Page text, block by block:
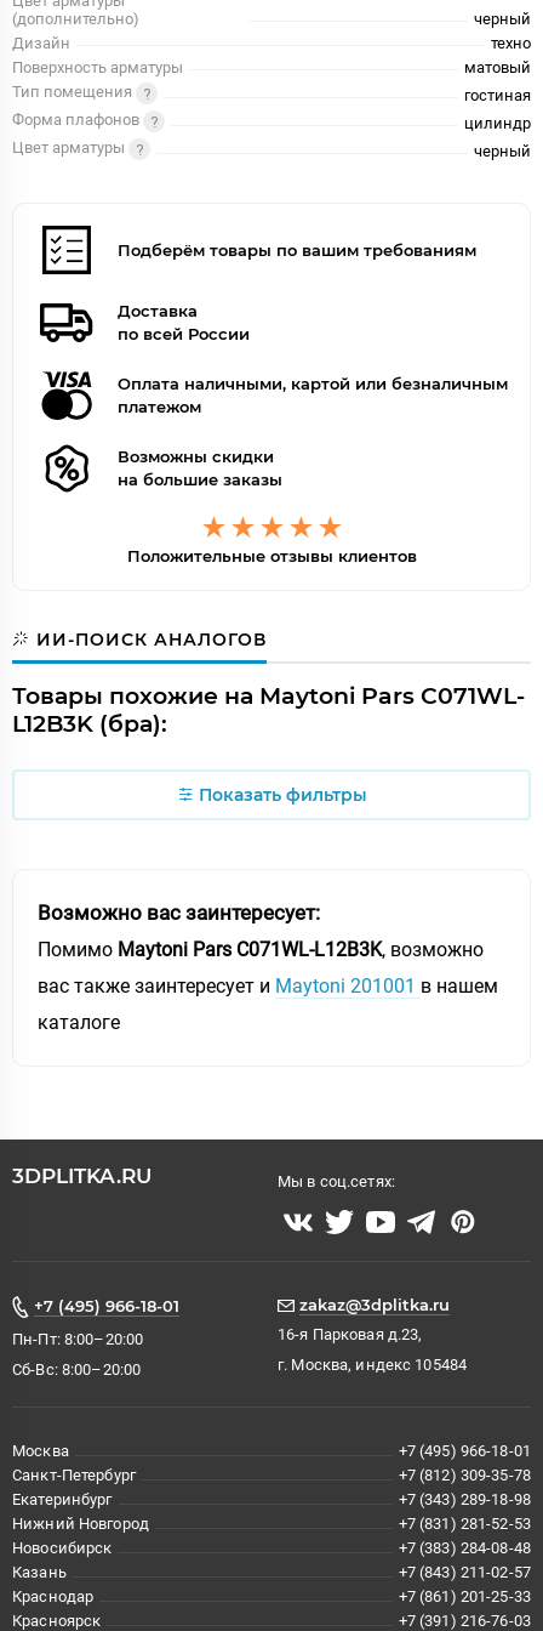
(дополнительно)
черный
Дизайн
техно
Поверхность арматуры
матовый
Тип помещения
гостиная
Форма плафонов
цилиндр
Цвет арматуры
черный
Подберём товары по вашим требованиям
Доставка
по всей России
Оплата наличными, картой или безналичным
платежом
Возможны скидки
на большие заказы
Положительные отзывы клиентов
ИИ-ПОИСК АНАЛОГОВ
Товары похожие на Maytoni Pars C071WL-
L12B3K (бра):
Показать фильтры
Возможно вас заинтересует:
Помимо Maytoni Pars C071WL-L12B3K, возможно
вас также заинтересует и Maytoni 201001 в нашем
каталоге
3DPLITKA.RU Мы в соц.сетях:
+7 (495) 966-18-01
Пн-Пт: 8:00–20:00
Сб-Вс: 8:00–20:00
zakaz@3dplitka.ru
16-я Парковая д.23,
г. Москва, индекс 105484
Москва
+7 (495) 966-18-01
Санкт-Петербург
+7 (812) 309-35-78
Екатеринбург
+7 (343) 289-18-98
Нижний Новгород
+7 (831) 281-52-53
Новосибирск
+7 (383) 284-08-48
Казань
+7 (843) 211-02-57
Краснодар
+7 (861) 201-25-33
Красноярск
+7 (391) 216-76-03